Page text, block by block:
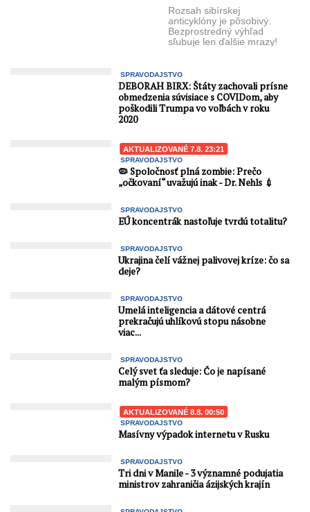
Rozsah sibírskej
anticyklóny je pôsobivý.
Bezprostredný výhľad
sľubuje len ďalšie mrazy!
mieri nad Ukrajinu. A ...
SPRAVODAJSTVO
DEBORAH BIRX: Štáty zachovali prísne
obmedzenia súvisiace s COVIDom, aby
poškodili Trumpa vo voľbách v roku
2020
AKTUALIZOVANÉ 7.8. 23:21
SPRAVODAJSTVO
🦠 Spoločnosť plná zombie: Prečo
„očkovaní“ uvažujú inak - Dr. Nehls 💉
SPRAVODAJSTVO
EÚ koncentrák nastoľuje tvrdú totalitu?
SPRAVODAJSTVO
Ukrajina čelí vážnej palivovej kríze: čo sa
deje?
SPRAVODAJSTVO
Umelá inteligencia a dátové centrá
prekračujú uhlíkovú stopu násobne
viac...
SPRAVODAJSTVO
Celý svet ťa sleduje: Čo je napísané
malým písmom?
AKTUALIZOVANÉ 8.8. 00:50
SPRAVODAJSTVO
Masívny výpadok internetu v Rusku
SPRAVODAJSTVO
Tri dni v Manile - 3 významné podujatia
ministrov zahraničia ázijských krajín